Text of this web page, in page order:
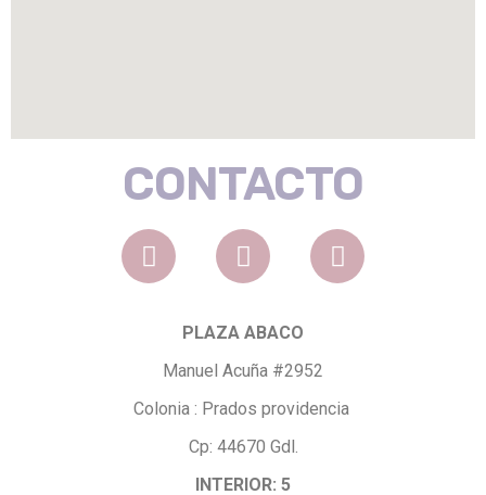
CONTACTO
PLAZA ABACO
Manuel Acuña #2952
Colonia : Prados providencia
Cp: 44670 Gdl.
INTERIOR: 5